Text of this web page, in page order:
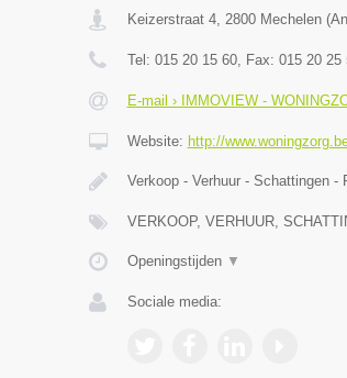
Keizerstraat 4, 2800 Mechelen(
Tel: 015 20 15 60, Fax: 015 20 25
E-mail › IMMOVIEW -
Website: http://
Verkoop - Verhuur - Schattingen -
VERKOOP, VERHUUR,
Openingstijden ▼
Sociale media: